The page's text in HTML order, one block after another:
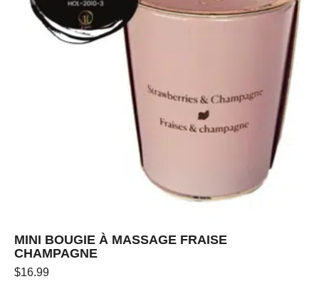
MINI BOUGIE À MASSAGE FRAISE
CHAMPAGNE
$16.99